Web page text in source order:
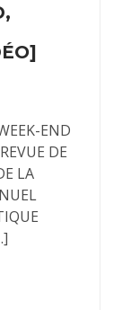
END
DE
LA